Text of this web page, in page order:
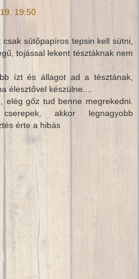
19:50
sütőpapíros tepsin kell sütni,
tojással lekent tésztáknak nem
ízt és állagot ad a tésztának,
élesztővel készülne....
elég gőz tud benne megrekedni.
akkor legnagyobb
érte a hibás